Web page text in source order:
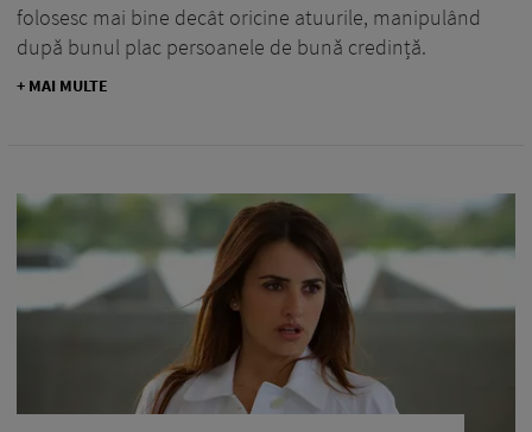
folosesc mai bine decât oricine atuurile, manipulând
după bunul plac persoanele de bună credință.
+ MAI MULTE